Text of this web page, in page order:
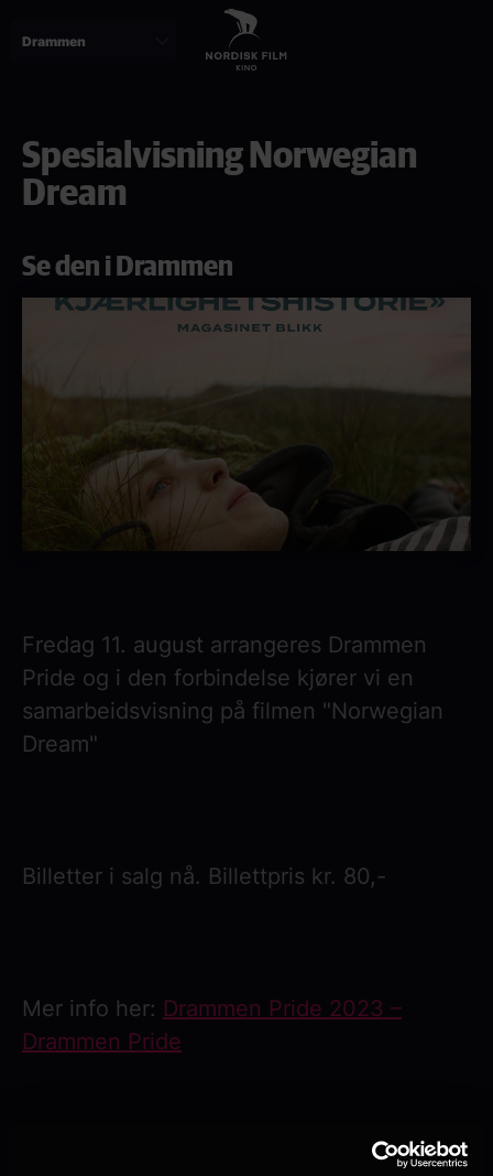
Spesialvisning Norwegian
Dream
Se den i Drammen
Fredag 11. august arrangeres Drammen
Pride og i den forbindelse kjører vi en
samarbeidsvisning på filmen "Norwegian
Dream"
Billetter i salg nå. Billettpris kr. 80,-
Mer info her: Drammen Pride 2023 –
Drammen Pride